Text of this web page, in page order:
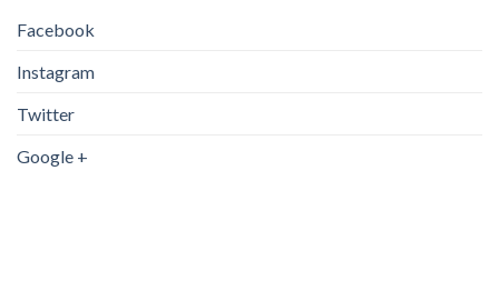
Facebook
Instagram
Twitter
Google +